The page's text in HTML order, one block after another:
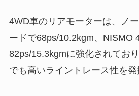
4WD車のリアモーターは、ノ
ードで68ps/10.2kgm、NISMO
82ps/15.3kgmに強化されてお
でも高いライントレース性を発